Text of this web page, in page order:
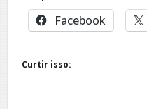
Facebook
Curtir isso: